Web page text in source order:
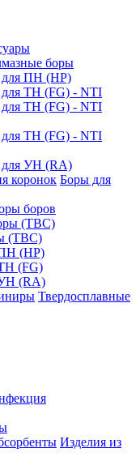
боры
для ПН (HP)
ТН (FG) - NTI
ТН (FG) - NTI
ТН (FG) - NTI
для УН (RA)
Боры для
боров
(ТВС)
(HP)
(FG)
(RA)
Твердосплавные
Изделия из